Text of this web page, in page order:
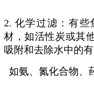
2. 化学过滤：有
材，如活性炭或其
吸附和去除水中的
如氨、氮化合物、